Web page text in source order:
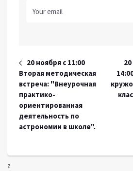
20 ноября с 11:00
Вторая методическая
встреча: "Внеурочная
практико-
ориентированная
деятельность по
астрономии в школе".
z